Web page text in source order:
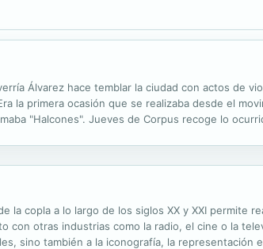
Álvarez hace temblar la ciudad con actos de
la primera ocasión que se realizaba desde el
"Halcones". Jueves de Corpus recoge lo
la copla a lo largo de los siglos XX y XXI permite
otras industrias como la radio, el cine o la
sino también a la iconografía, la representación